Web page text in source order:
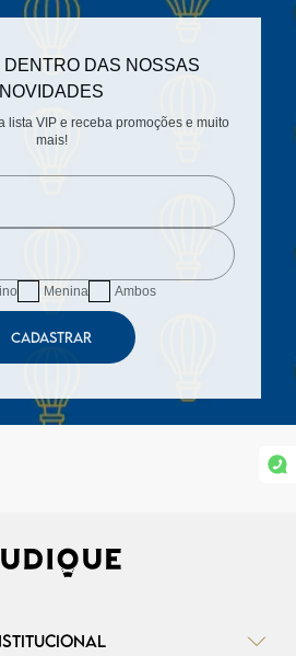
DENTRO DAS NOSSAS
NOVIDADES
lista VIP e receba promoções e muito
mais!
Menina Ambos
CADASTRAR